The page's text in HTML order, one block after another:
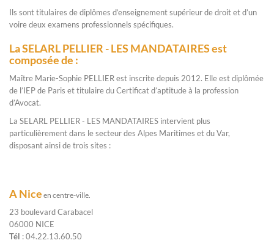
Ils sont titulaires de diplômes d’enseignement supérieur de droit et d’un
voire deux examens professionnels spécifiques.
La SELARL PELLIER - LES MANDATAIRES est
composée de :
Maître Marie-Sophie PELLIER est inscrite depuis 2012. Elle est diplômée
de l’IEP de Paris et titulaire du Certificat d’aptitude à la profession
d’Avocat.
La SELARL PELLIER - LES MANDATAIRES intervient plus
particulièrement dans le secteur des Alpes Maritimes et du Var,
disposant ainsi de trois sites :
A Nice en centre-ville.
23 boulevard Carabacel
06000 NICE
Tél : 04.22.13.60.50